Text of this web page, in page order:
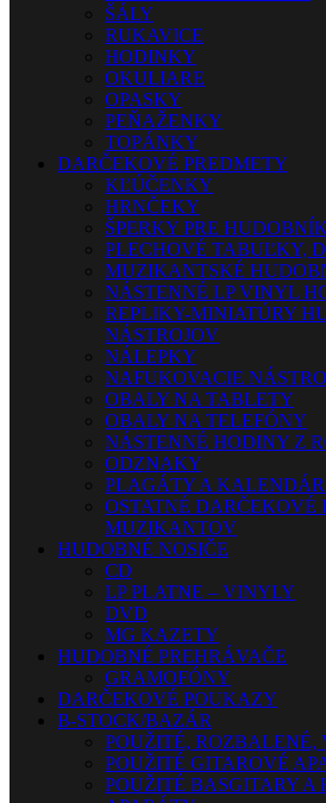
ŠÁLY
RUKAVICE
HODINKY
OKULIARE
OPASKY
PEŇAŽENKY
TOPÁNKY
DARČEKOVÉ PREDMETY
KĽÚČENKY
HRNČEKY
ŠPERKY PRE
PLECHOVÉ TABUĽKY,
MUZIKANTSKÉ
NÁSTENNÉ LP VINYL
REPLIKY-MINIATÚRY
NÁSTROJOV
NÁLEPKY
NAFUKOVACIE
OBALY NA TABLETY
OBALY NA TELEFÓNY
NÁSTENNÉ HODINY Z
ODZNAKY
PLAGÁTY A
OSTATNÉ DARČEKOVÉ
MUZIKANTOV
HUDOBNÉ NOSIČE
CD
LP PLATNE – VINYLY
DVD
MG KAZETY
HUDOBNÉ PREHRÁVAČE
GRAMOFÓNY
DARČEKOVÉ POUKAZY
B-STOCK/BAZÁR
POUŽITÉ, ROZBALENÉ,
POUŽITÉ GITAROVÉ
POUŽITÉ BASGITARY A